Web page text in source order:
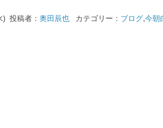
) 投稿者： 奥田辰也カテゴリー： ブログ,今朝